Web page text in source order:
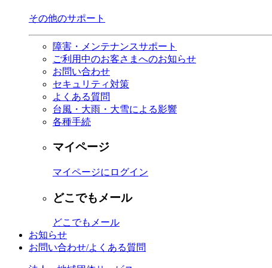
その他のサポート
障害・メンテナンスサポート
ご利用中のお客さまへのお知らせ
お問い合わせ
セキュリティ対策
よくある質問
台風・大雨・大雪による影響
各種手続
マイページ
マイページにログイン
どこでもメール
どこでもメール
お知らせ
お問い合わせ/よくある質問